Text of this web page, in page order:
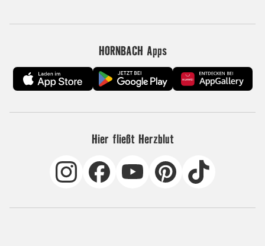
HORNBACH Apps
Hier fließt Herzblut